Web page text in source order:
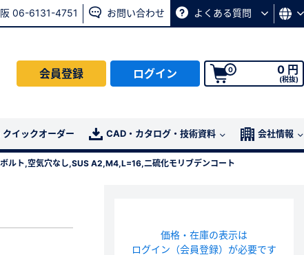
06-6131-4751 お問い合わせ よくある質問
会員登録 ログイン 0 0 円
(税抜)
クイックオーダー CAD・カタログ・技術資料 会社情報
ルト,空気穴なし,SUS A2,M4,L=16,二硫化モリブデンコート
価格・在庫の表示は
ログイン（会員登録）が必要です
の方はこちら
よりお問い合わせください